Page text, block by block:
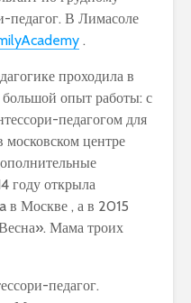
педагог. В Лимасоле
.
проходила в
опыт работы: с
педагогом для
московском центре
году открыла
в Москве , а в 2015
Мама троих
педагог.